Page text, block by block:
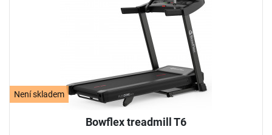
Není skladem
Bowflex treadmill T6